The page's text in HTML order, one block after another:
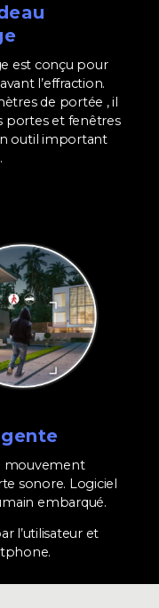
est conçu pour
l’effraction.
de portée , il
portes et fenêtres
outil important
mouvement
sonore. Logiciel
embarqué.
l’utilisateur et